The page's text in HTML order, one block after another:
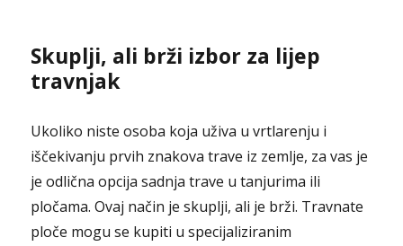
Skuplji, ali brži izbor za lijep
travnjak
Ukoliko niste osoba koja uživa u vrtlarenju i
iščekivanju prvih znakova trave iz zemlje, za vas je
je odlična opcija sadnja trave u tanjurima ili
pločama. Ovaj način je skuplji, ali je brži. Travnate
ploče mogu se kupiti u specijaliziranim